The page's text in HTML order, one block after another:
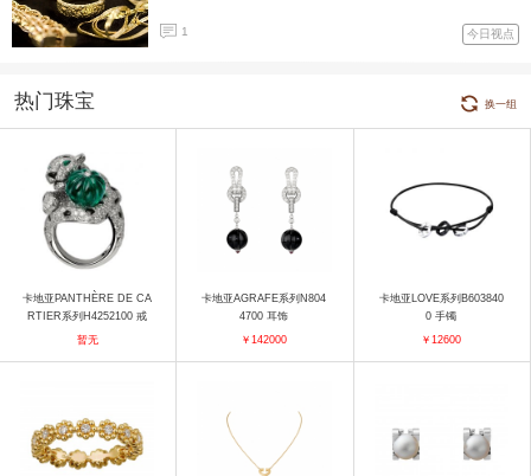
1 今日视点
热门珠宝 换一组
卡地亚PANTHÈRE DE CA
RTIER系列H4252100 戒
指
暂无
卡地亚AGRAFE系列N804
4700 耳饰
￥142000
卡地亚LOVE系列B603840
0 手镯
￥12600